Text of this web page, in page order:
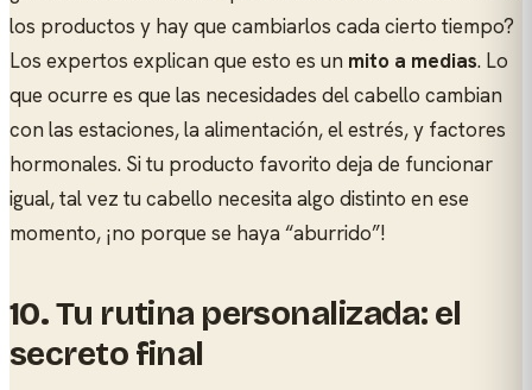
los productos y hay que cambiarlos cada cierto tiempo?
Los expertos explican que esto es un mito a medias. Lo
que ocurre es que las necesidades del cabello cambian
con las estaciones, la alimentación, el estrés, y factores
hormonales. Si tu producto favorito deja de funcionar
igual, tal vez tu cabello necesita algo distinto en ese
momento, ¡no porque se haya “aburrido”!
10.Tu rutina personalizada: el
secreto final